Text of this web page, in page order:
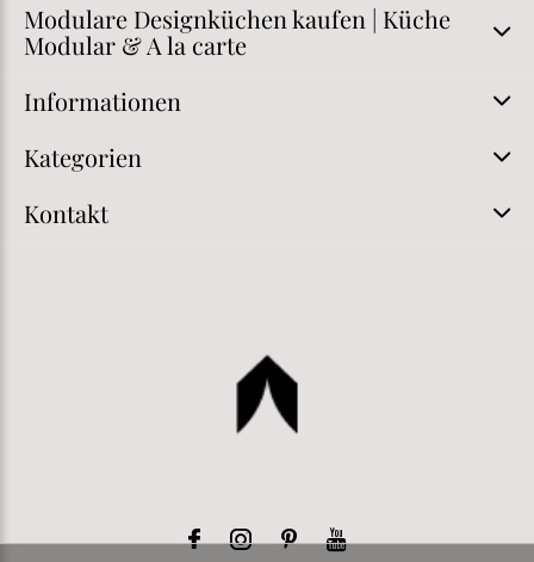
Modulare Designküchen kaufen | Küche
Modular & A la carte
Informationen
Kategorien
Kontakt